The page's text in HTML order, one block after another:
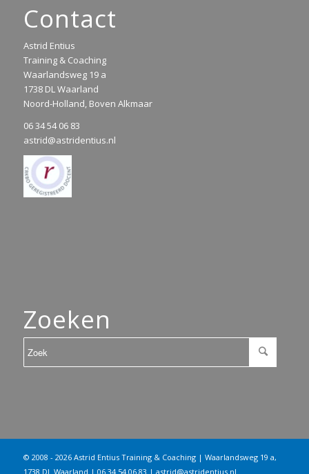
Contact
Astrid Entius
Training & Coaching
Waarlandsweg 19 a
1738 DL Waarland
Noord-Holland, Boven Alkmaar
06 34 54 06 83
astrid@astridentius.nl
Zoeken
© 2008 - 2026 Astrid Entius Training & Coaching | Waarlandsweg 19 a,
1738 DL Waarland | 06 34 54 06 83 | astrid@astridentius.nl